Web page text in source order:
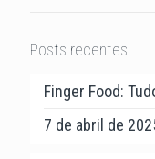
Posts recentes
Finger Food:
7 de abril de